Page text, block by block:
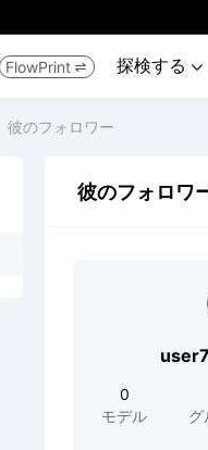
FlowPrint  探検する 
彼のフォロワー
彼のフォロワ
0
モデル
グ